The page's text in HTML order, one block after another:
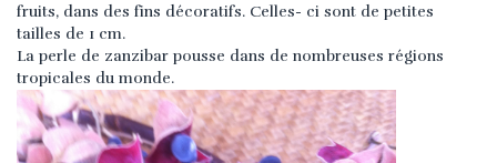
fruits, dans des fins décoratifs. Celles- ci sont de petites
tailles de 1 cm.
La perle de zanzibar pousse dans de nombreuses régions
tropicales du monde.